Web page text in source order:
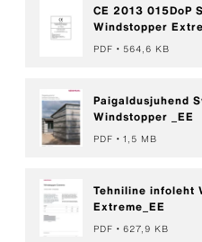
CE 2013 015DoP
Windstopper
PDF 564,6 KB
Paigaldusjuhend
Windstopper _EE
PDF 1,5 MB
Tehniline infoleht
Extreme_EE
PDF 627,9 KB